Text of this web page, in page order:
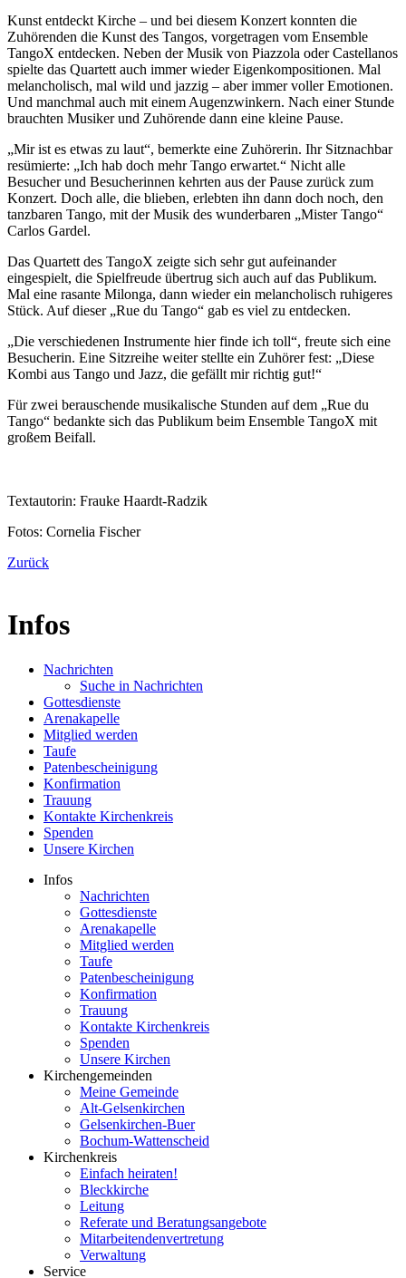
Kunst entdeckt Kirche – und bei diesem Konzert konnten die
Zuhörenden die Kunst des Tangos, vorgetragen vom Ensemble
TangoX entdecken. Neben der Musik von Piazzola oder Castellanos
spielte das Quartett auch immer wieder Eigenkompositionen. Mal
melancholisch, mal wild und jazzig – aber immer voller Emotionen.
Und manchmal auch mit einem Augenzwinkern. Nach einer Stunde
brauchten Musiker und Zuhörende dann eine kleine Pause.
„Mir ist es etwas zu laut“, bemerkte eine Zuhörerin. Ihr Sitznachbar
resümierte: „Ich hab doch mehr Tango erwartet.“ Nicht alle
Besucher und Besucherinnen kehrten aus der Pause zurück zum
Konzert. Doch alle, die blieben, erlebten ihn dann doch noch, den
tanzbaren Tango, mit der Musik des wunderbaren „Mister Tango“
Carlos Gardel.
Das Quartett des TangoX zeigte sich sehr gut aufeinander
eingespielt, die Spielfreude übertrug sich auch auf das Publikum.
Mal eine rasante Milonga, dann wieder ein melancholisch ruhigeres
Stück. Auf dieser „Rue du Tango“ gab es viel zu entdecken.
„Die verschiedenen Instrumente hier finde ich toll“, freute sich eine
Besucherin. Eine Sitzreihe weiter stellte ein Zuhörer fest: „Diese
Kombi aus Tango und Jazz, die gefällt mir richtig gut!“
Für zwei berauschende musikalische Stunden auf dem „Rue du
Tango“ bedankte sich das Publikum beim Ensemble TangoX mit
großem Beifall.
Textautorin: Frauke Haardt-Radzik
Fotos: Cornelia Fischer
Zurück
Infos
Nachrichten
Suche in Nachrichten
Gottesdienste
Arenakapelle
Mitglied werden
Taufe
Patenbescheinigung
Konfirmation
Trauung
Kontakte Kirchenkreis
Spenden
Unsere Kirchen
Infos
Nachrichten
Gottesdienste
Arenakapelle
Mitglied werden
Taufe
Patenbescheinigung
Konfirmation
Trauung
Kontakte Kirchenkreis
Spenden
Unsere Kirchen
Kirchengemeinden
Meine Gemeinde
Alt-Gelsenkirchen
Gelsenkirchen-Buer
Bochum-Wattenscheid
Kirchenkreis
Einfach heiraten!
Bleckkirche
Leitung
Referate und Beratungsangebote
Mitarbeitendenvertretung
Verwaltung
Service